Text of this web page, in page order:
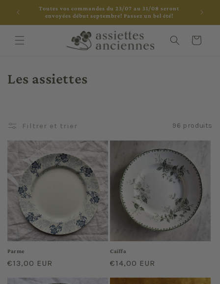
passer Toutes vos commandes du 23/07 au 31/08 seront
envoyées début septembre! Passez un bel été!
Panier
C
e
c
t
i
o
n
:
Les assiettes
Filtrer et trier 96 produits
Parme
Prix
€13,00 EUR
Caïffa
Prix
€14,00 EUR